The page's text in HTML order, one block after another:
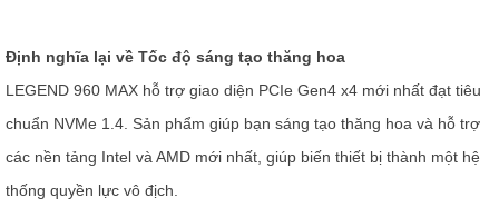
Định nghĩa lại về Tốc độ sáng tạo thăng hoa
LEGEND 960 MAX hỗ trợ giao diện PCIe Gen4 x4 mới nhất đạt tiêu
chuẩn NVMe 1.4. Sản phẩm giúp bạn sáng tạo thăng hoa và hỗ trợ
các nền tảng Intel và AMD mới nhất, giúp biến thiết bị thành một hệ
thống quyền lực vô địch.